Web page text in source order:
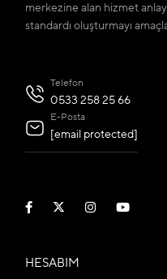
merkezine alan hizmet
standardı oluşturmayı
Telefon
0533 258 25 66
E-Posta
[email protected]
HESABIM